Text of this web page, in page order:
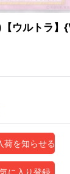
ウルトラ】
荷を知らせる
に入り登録